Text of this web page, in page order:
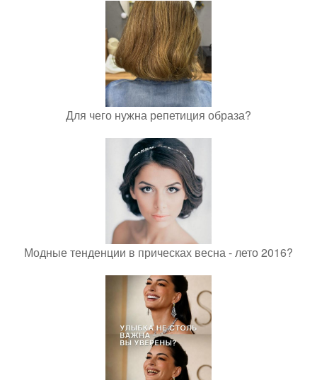
Для чего нужна репетиция образа?
Модные тенденции в прическах весна - лето 2016?